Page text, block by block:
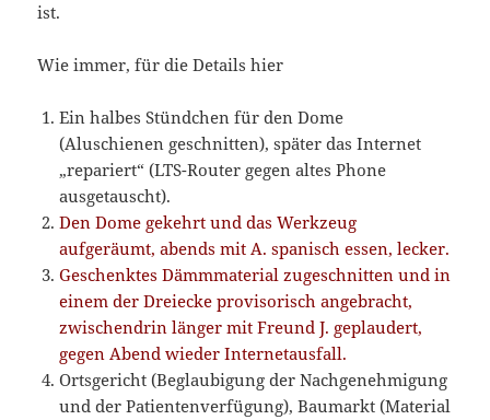
ist.
Wie immer, für die Details hier
Ein halbes Stündchen für den Dome
(Aluschienen geschnitten), später das Internet
„repariert“ (LTS-Router gegen altes Phone
ausgetauscht).
Den Dome gekehrt und das Werkzeug
aufgeräumt, abends mit A. spanisch essen, lecker.
Geschenktes Dämmmaterial zugeschnitten und in
einem der Dreiecke provisorisch angebracht,
zwischendrin länger mit Freund J. geplaudert,
gegen Abend wieder Internetausfall.
Ortsgericht (Beglaubigung der Nachgenehmigung
und der Patientenverfügung), Baumarkt (Material